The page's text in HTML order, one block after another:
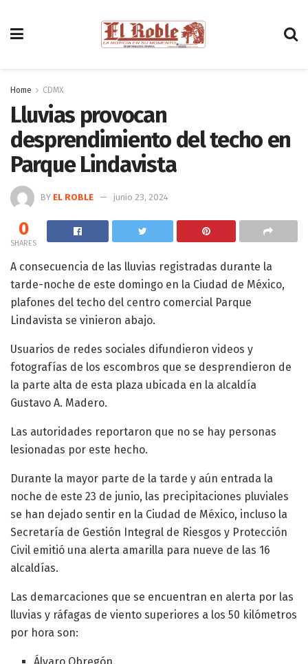
Home CDMX
Lluvias provocan
desprendimiento del techo en
Parque Lindavista
BY EL ROBLE junio 23, 2024
0
SHARES
A consecuencia de las lluvias registradas durante la
tarde-noche de este domingo en la Ciudad de México,
plafones del techo del centro comercial Parque
Lindavista se vinieron abajo.
Usuarios de redes sociales difundieron videos y
fotografías de los escombros que se desprendieron de
la parte alta de esta plaza ubicada en la alcaldía
Gustavo A. Madero.
Las autoridades reportaron que no se hay personas
lesionadas por este hecho.
Durante la mayor parte de la tarde y aún entrada la
noche de este 23 de junio, las precipitaciones pluviales
se han dejado sentir en la Ciudad de México, incluso la
Secretaría de Gestión Integral de Riesgos y Protección
Civil emitió una alerta amarilla para nueve de las 16
alcaldías.
Las demarcaciones que se encuentran en alerta por las
lluvias y ráfagas de viento superiores a los 50 kilómetros
por hora son: